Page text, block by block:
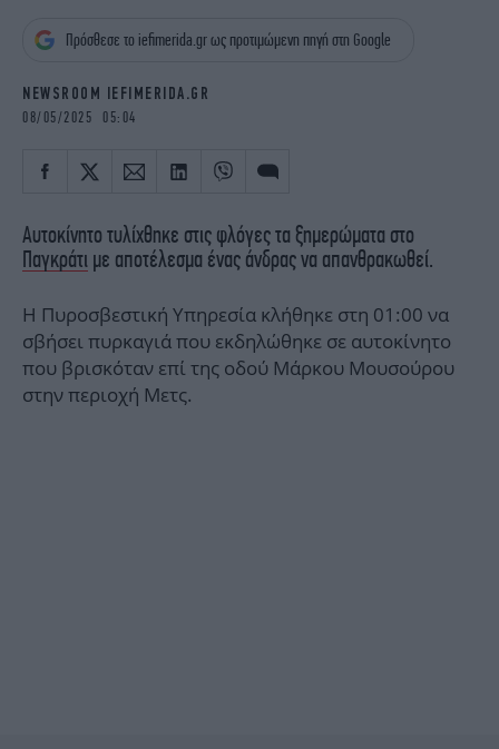
OSCARS
THE OCEAN
Πρόσθεσε το iefimerida.gr ως προτιμώμενη πηγή στη Google
NEWSROOM IEFIMERIDA.GR
08/05/2025 05:04
Αυτοκίνητο τυλίχθηκε στις φλόγες τα ξημερώματα στο
Παγκράτι με αποτέλεσμα ένας άνδρας να απανθρακωθεί.
Η Πυροσβεστική Υπηρεσία κλήθηκε στη 01:00 να
σβήσει πυρκαγιά που εκδηλώθηκε σε αυτοκίνητο
που βρισκόταν επί της οδού Μάρκου Μουσούρου
στην περιοχή Μετς.